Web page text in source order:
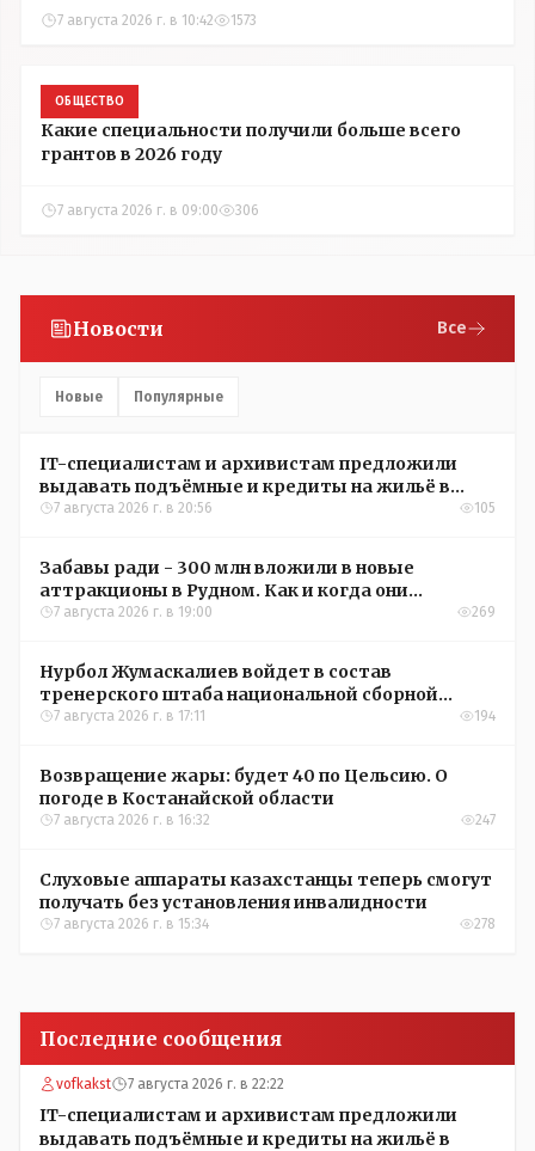
7 августа 2026 г. в 10:42 1573
ОБЩЕСТВО
Какие специальности получили больше всего
грантов в 2026 году
7 августа 2026 г. в 09:00 306
Новости Все
Новые Популярные
IT-специалистам и архивистам предложили
выдавать подъёмные и кредиты на жильё в
сёлах Казахстана
7 августа 2026 г. в 20:56 105
Забавы ради - 300 млн вложили в новые
аттракционы в Рудном. Как и когда они
окупятся?
7 августа 2026 г. в 19:00 269
Нурбол Жумаскалиев войдет в состав
тренерского штаба национальной сборной
Казахстана по футболу
7 августа 2026 г. в 17:11 194
Возвращение жары: будет 40 по Цельсию. О
погоде в Костанайской области
7 августа 2026 г. в 16:32 247
Слуховые аппараты казахстанцы теперь смогут
получать без установления инвалидности
7 августа 2026 г. в 15:34 278
Последние сообщения
vofkakst 7 августа 2026 г. в 22:22
IT-специалистам и архивистам предложили
выдавать подъёмные и кредиты на жильё в